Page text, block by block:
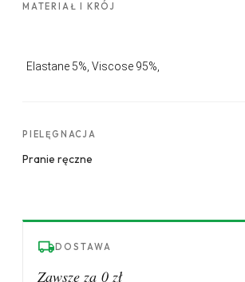
MATERIAŁ I KRÓJ
Elastane 5%, Viscose 95%,
PIELĘGNACJA
Pranie ręczne
DOSTAWA
Zawsze za 0 zł